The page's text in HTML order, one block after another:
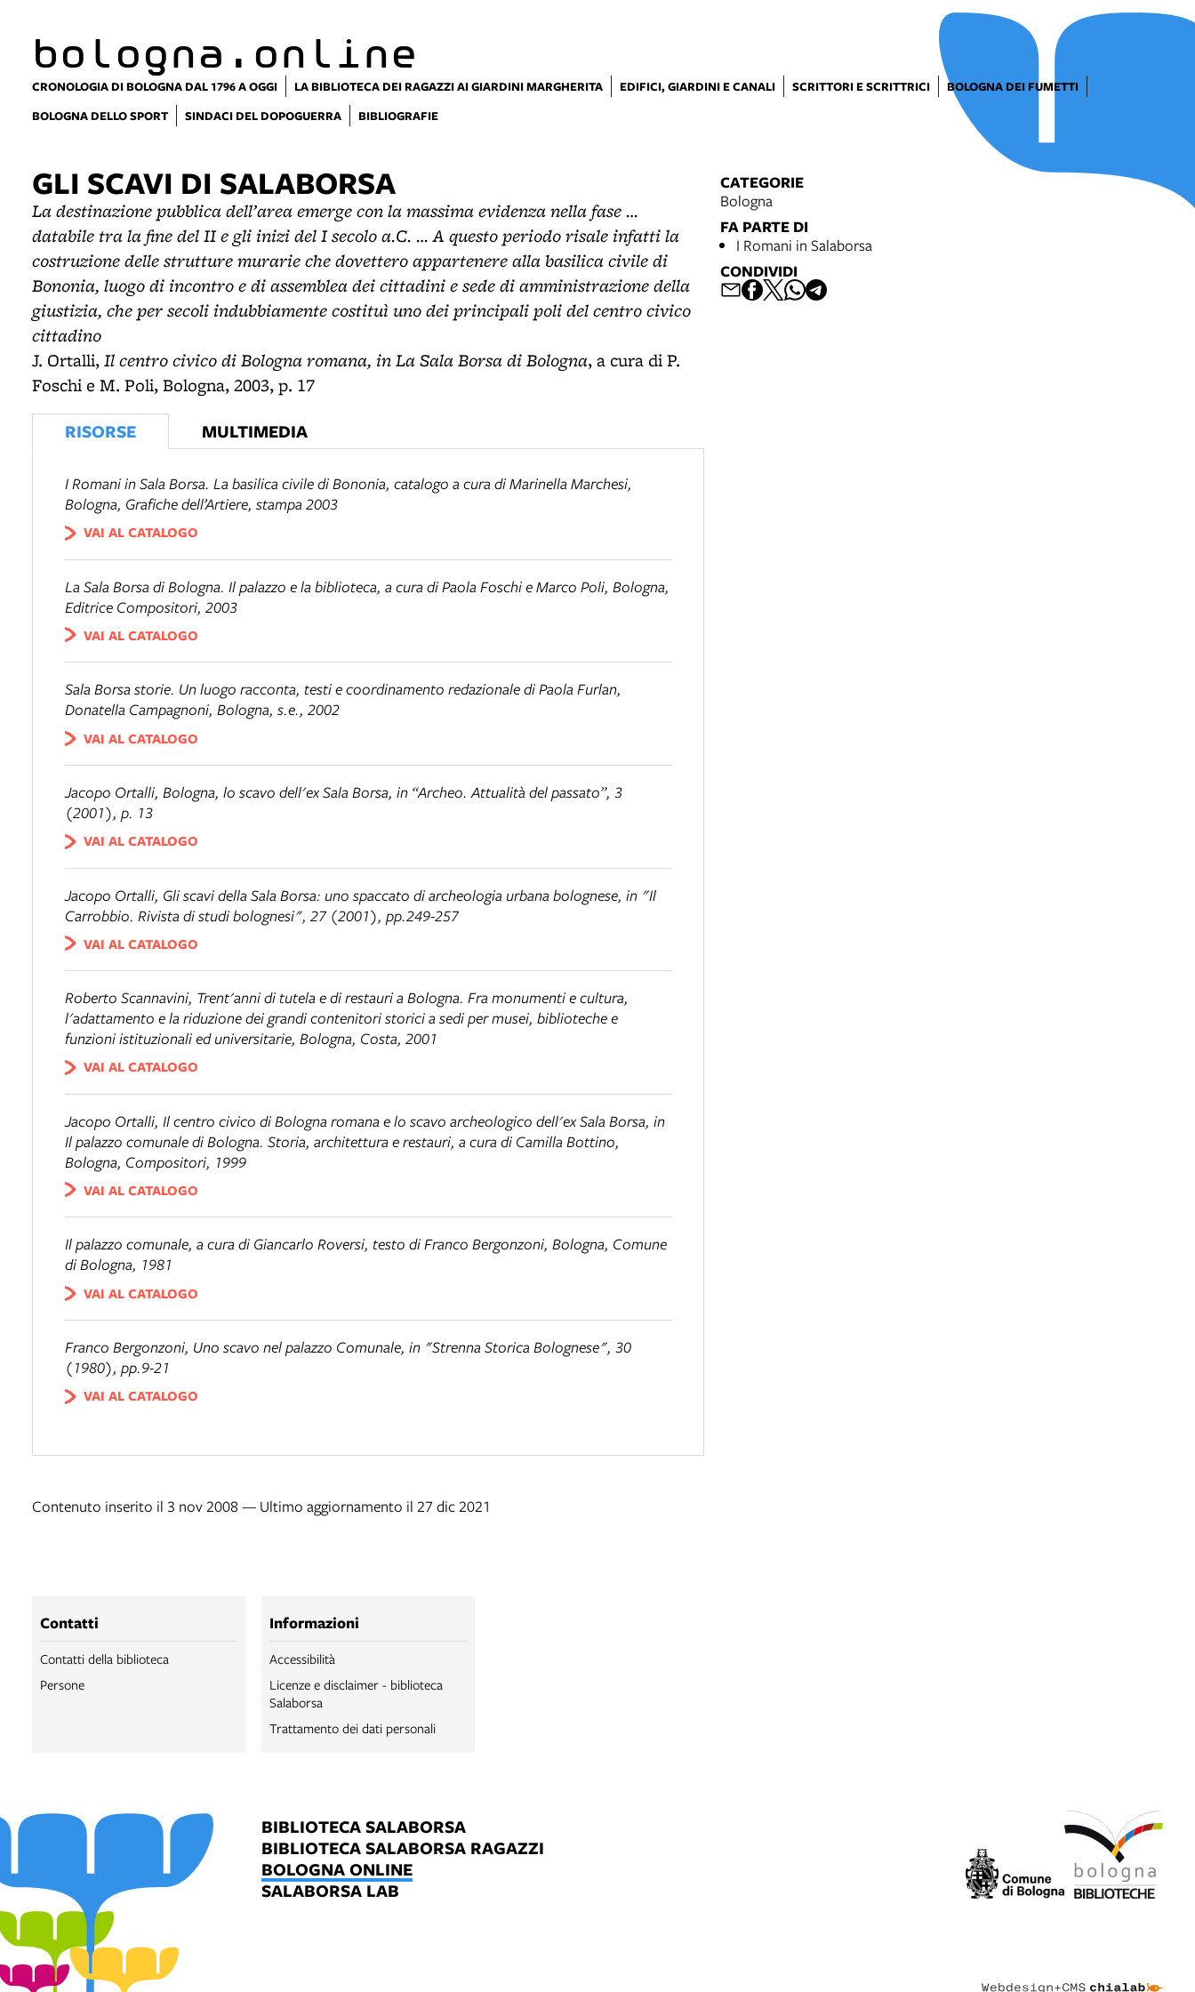
bologna.online
CRONOLOGIA DI BOLOGNA DAL 1796 A OGGI LA BIBLIOTECA DEI RAGAZZI AI GIARDINI MARGHERITA EDIFICI, GIARDINI E CANALI SCRITTORI E SCRITTRICI
BOLOGNA DEI FUMETTI
BOLOGNA DELLO SPORT
SINDACI DEL DOPOGUERRA BIBLIOGRAFIE
GLI SCAVI DI SALABORSA
La destinazione pubblica dell’area emerge con la massima evidenza nella fase …
databile tra la fine del II e gli inizi del I secolo a.C. … A questo periodo risale infatti la
costruzione delle strutture murarie che dovettero appartenere alla basilica civile di
Bononia, luogo di incontro e di assemblea dei cittadini e sede di amministrazione della
giustizia, che per secoli indubbiamente costituì uno dei principali poli del centro civico
cittadino
J. Ortalli,Il centro civico di Bologna romana, in La Sala Borsa di Bologna, a cura di P.
Foschi e M. Poli, Bologna, 2003, p. 17
RISORSE MULTIMEDIA
I Romani in Sala Borsa. La basilica civile di Bononia, catalogo a cura di Marinella Marchesi,
Bologna, Grafiche dell’Artiere, stampa 2003
VAI AL CATALOGO
La Sala Borsa di Bologna. Il palazzo e la biblioteca, a cura di Paola Foschi e Marco Poli, Bologna,
Editrice Compositori, 2003
VAI AL CATALOGO
Sala Borsa storie. Un luogo racconta, testi e coordinamento redazionale di Paola Furlan,
Donatella Campagnoni, Bologna, s.e., 2002
VAI AL CATALOGO
Jacopo Ortalli, Bologna, lo scavo dell'ex Sala Borsa, in “Archeo. Attualità del passato”, 3
(2001), p. 13
VAI AL CATALOGO
Jacopo Ortalli, Gli scavi della Sala Borsa: uno spaccato di archeologia urbana bolognese, in "Il
Carrobbio. Rivista di studi bolognesi", 27 (2001), pp.249-257
VAI AL CATALOGO
Roberto Scannavini, Trent'anni di tutela e di restauri a Bologna. Fra monumenti e cultura,
l'adattamento e la riduzione dei grandi contenitori storici a sedi per musei, biblioteche e
funzioni istituzionali ed universitarie, Bologna, Costa, 2001
VAI AL CATALOGO
Jacopo Ortalli, Il centro civico di Bologna romana e lo scavo archeologico dell'ex Sala Borsa, in
Il palazzo comunale di Bologna. Storia, architettura e restauri, a cura di Camilla Bottino,
Bologna, Compositori, 1999
VAI AL CATALOGO
Il palazzo comunale, a cura di Giancarlo Roversi, testo di Franco Bergonzoni, Bologna, Comune
di Bologna, 1981
VAI AL CATALOGO
Franco Bergonzoni, Uno scavo nel palazzo Comunale, in "Strenna Storica Bolognese", 30
(1980), pp.9-21
VAI AL CATALOGO
Contenuto inserito il 3 nov 2008 — Ultimo aggiornamento il 27 dic 2021
CATEGORIE
Bologna
FA PARTE DI
I Romani in Salaborsa
CONDIVIDI
Contatti
Contatti della biblioteca
Persone
Informazioni
Accessibilità
Licenze e disclaimer - biblioteca
Salaborsa
Trattamento dei dati personali
BIBLIOTECA SALABORSA
BIBLIOTECA SALABORSA RAGAZZI
BOLOGNA ONLINE
SALABORSA LAB